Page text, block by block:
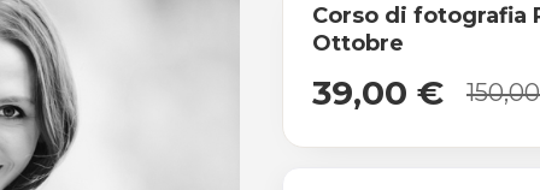
Corso di fotografia
Ottobre
39,00 €